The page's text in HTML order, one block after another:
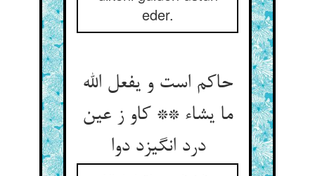
eder.
حاکم است و یفعل الله
ما یشاء ** کاو ز عین
درد انگیزد دوا